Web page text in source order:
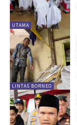
UTAMA
LINTAS BORNEO